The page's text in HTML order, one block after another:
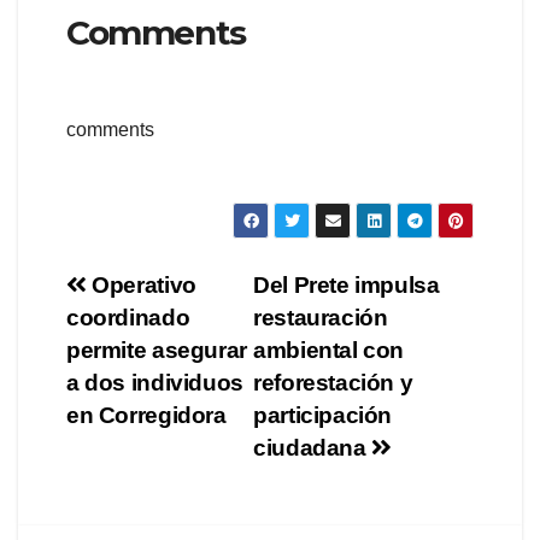
Comments
comments
Navegación
de
entradas
Del Prete impulsa
restauración
ambiental con
reforestación y
participación
ciudadana
Operativo
coordinado
permite asegurar
a dos individuos
en Corregidora